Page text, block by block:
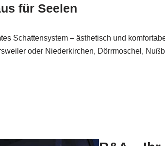
für Seelen
Schattensystem – ästhetisch und
oder Niederkirchen, Dörrmoschel,